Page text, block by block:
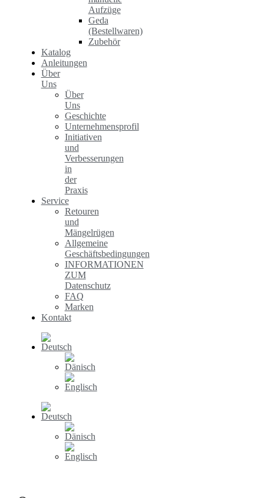
Aufzüge
Geda
(Bestellwaren)
Zubehör
Katalog
Anleitungen
Über
Uns
Über
Uns
Geschichte
Unternehmensprofil
Initiativen
und
Verbesserungen
in
der
Praxis
Service
Retouren
und
Mängelrügen
Allgemeine
Geschäftsbedingungen
INFORMATIONEN
ZUM
Datenschutz
FAQ
Marken
Kontakt